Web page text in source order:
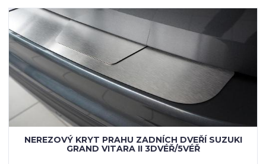
NEREZOVÝ KRYT PRAHU ZADNÍCH DVEŘÍ SUZUKI
GRAND VITARA II 3DVÉŘ/5VÉŘ